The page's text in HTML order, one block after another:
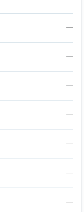
—
—
—
—
—
—
—